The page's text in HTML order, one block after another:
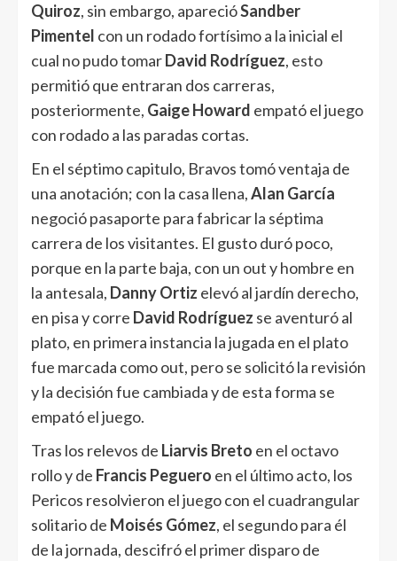
Quiroz, sin embargo, aparecióSandber
Pimentel con un rodado fortísimo a la inicial el
cual no pudo tomarDavid Rodríguez, esto
permitió que entraran dos carreras,
posteriormente, Gaige Howard empató el juego
con rodado a las paradas cortas.
En el séptimo capitulo, Bravos tomó ventaja de
una anotación; con la casa llena,Alan García
negoció pasaporte para fabricar la séptima
carrera de los visitantes. El gusto duró poco,
porque en la parte baja, con un out y hombre en
la antesala, Danny Ortiz elevó al jardín derecho,
en pisa y corre David Rodríguez se aventuró al
plato, en primera instancia la jugada en el plato
fue marcada como out, pero se solicitó la revisión
y la decisión fue cambiada y de esta forma se
empató el juego.
Tras los relevos de Liarvis Breto en el octavo
rollo y de Francis Peguero en el último acto, los
Pericos resolvieron el juego con el cuadrangular
solitario de Moisés Gómez, el segundo para él
de la jornada, descifró el primer disparo de